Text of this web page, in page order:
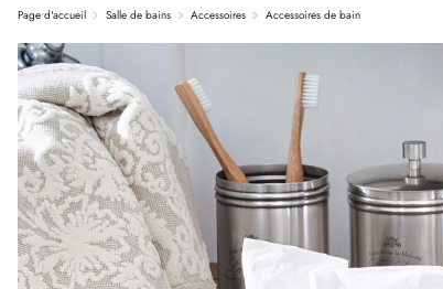
Page d'accueil Salle de bains Accessoires Accessoires de bain